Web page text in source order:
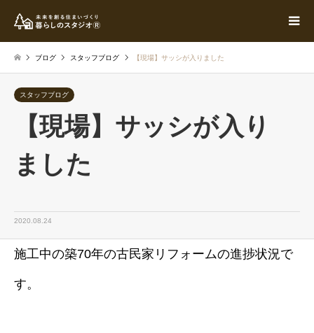
ブログ スタッフブログ 【現場】サッシが入りました
スタッフブログ
【現場】サッシが入り
ました
2020.08.24
施工中の築70年の古民家リフォームの進捗状況で
す。